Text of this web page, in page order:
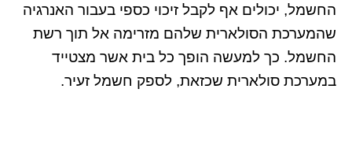
החשמל, יכולים אף לקבל זיכוי כספי בעבור האנרגיה
שהמערכת הסולארית שלהם מזרימה אל תוך רשת
החשמל. כך למעשה הופך כל בית אשר מצטייד
במערכת סולארית שכזאת, לספק חשמל זעיר.